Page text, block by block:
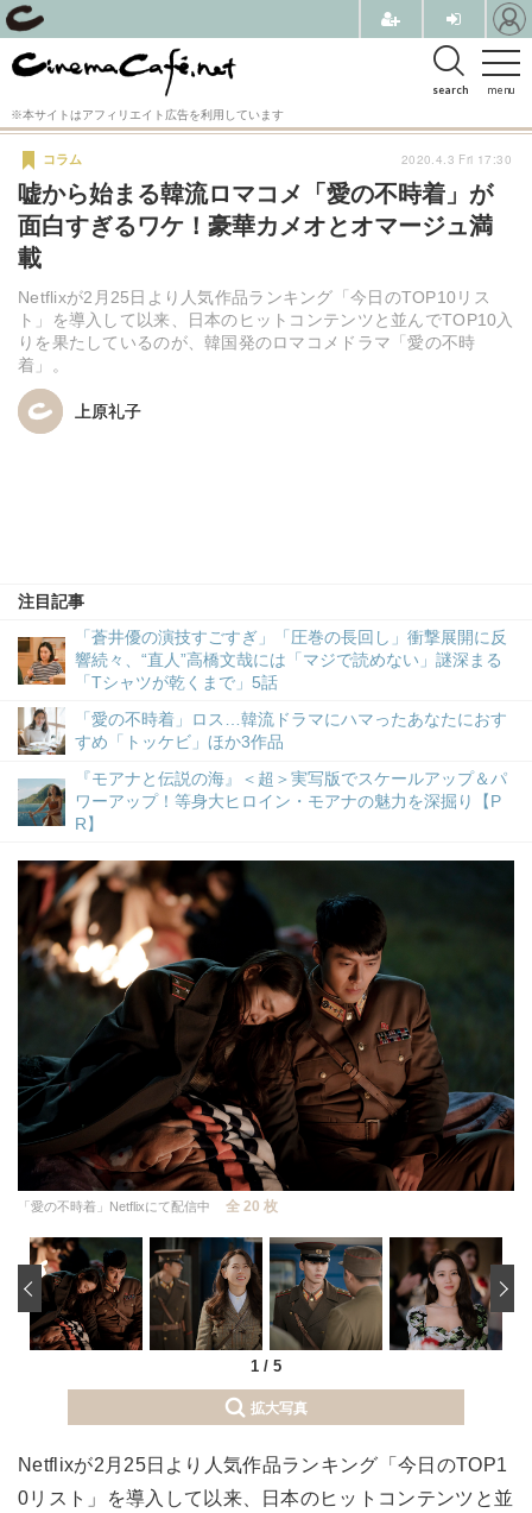
menu
search
※本サイトはアフィリエイト広告を利用しています
嘘から始まる韓流ロマコメ「愛の不時着」が
面白すぎるワケ！豪華カメオとオマージュ満
載
Netflixが2月25日より人気作品ランキング「今日のTOP10リス
ト」を導入して以来、日本のヒットコンテンツと並んでTOP10入
りを果たしているのが、韓国発のロマコメドラマ「愛の不時
着」。
コラム
上原礼子
上原礼子
注目記事
「蒼井優の演技すごすぎ」「圧巻の長回し」衝撃展開に反
響続々、“直人”高橋文哉には「マジで読めない」謎深まる
「Tシャツが乾くまで」5話
「愛の不時着」ロス…韓流ドラマにハマったあなたにおす
すめ「トッケビ」ほか3作品
『モアナと伝説の海』＜超＞実写版でスケールアップ＆パ
ワーアップ！等身大ヒロイン・モアナの魅力を深掘り【P
R】
2020.4.3 Fri 17:30
「愛の不時着」Netflixにて配信中 全 20 枚
1 / 5
‹
拡大写真
Netflixが2月25日より人気作品ランキング「今日のTOP1
0リスト」を導入して以来、日本のヒットコンテンツと並